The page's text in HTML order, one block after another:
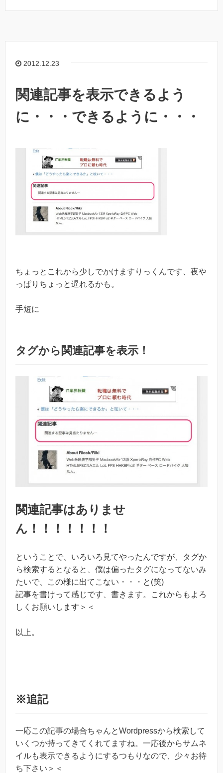
2012.12.23
関連記事を表示できるよう
に・・・できるように・・・
ちょっとこれから少しでかけますりっくんです、夜や
っぱりちょっと遅れるかも。
手短に
タグから関連記事を表示！
関連記事はありませ
ん！！！！！！！
ということで、いろいろ見てやったんですが、タグか
ら検索するとなると、僕は偏ったタグになってないみ
たいで、この様に出てこない・・・と(笑)
記事を書けって感じです、書きます。これからもよろ
しくお願いします＞＜
以上。
※追記
一応この記事の場合ちゃんとWordpressから検索して
いくつか持ってきてくれてますね。一応後からサムネ
イルも表示できるようにするつもりなので、少々お待
ち下さい＞＜